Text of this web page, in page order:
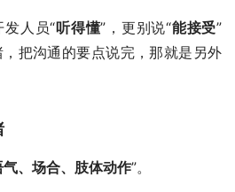
人员“听得懂”，更别说“能接受”
把沟通的要点说完，那就是另外
气、场合、肢体动作”。